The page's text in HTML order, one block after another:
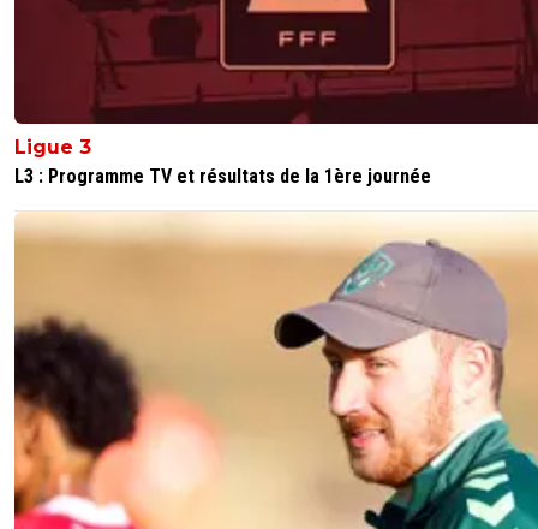
Ligue 3
L3 : Programme TV et résultats de la 1ère journée